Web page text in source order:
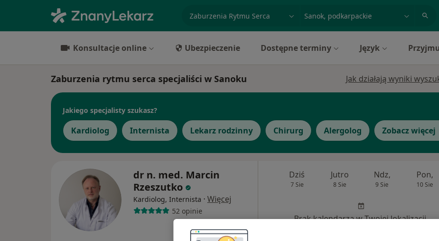
Konsultacje online Ubezpieczenie Dostępne terminy Język
Zaburzenia rytmu serca specjaliści w Sanoku Jak działają wyniki
Jakiego specjalisty szukasz?
Kardiolog Internista Lekarz rodzinny Chirurg Alergolog Zobacz więcej
dr n. med. Marcin
Rzeszutko
Kardiolog, Internista · Więcej
52 opinie
Dziś
7 Sie
Jutro
8 Sie
Ndz,
9 Sie
Pon,
10 Sie
Brak kalendarza w Twojej lokalizacji.